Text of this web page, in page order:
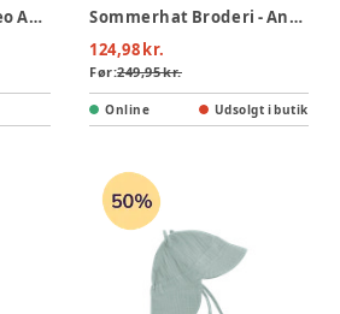
Bøllehat m. Print - Leo AOP
Sommerhat Broderi - Antique White
124,98 kr.
Før:249,95 kr.
Online Udsolgt i butik